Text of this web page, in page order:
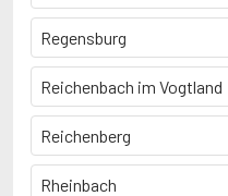
Regensburg
Reichenbach im Vogtland
Reichenberg
Rheinbach